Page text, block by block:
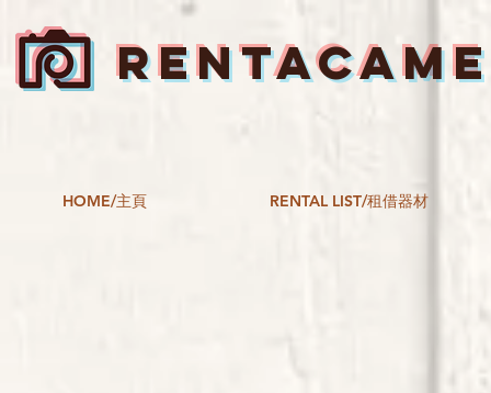
HOME/主頁 RENTAL LIST/租借器材